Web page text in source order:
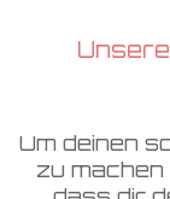
Um deinen
zu